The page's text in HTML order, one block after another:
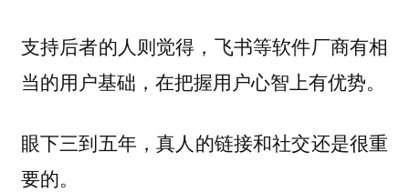
支持后者的人则觉得，飞书等软件厂商有相
当的用户基础，在把握用户心智上有优势。
眼下三到五年，真人的链接和社交还是很重
要的。